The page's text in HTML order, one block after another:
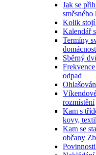
Jak se
Kolik stojí
Kalendář
Termíny
Sběrný
odpad
rozmístění
Kam s
kovy,
Kam se
občany